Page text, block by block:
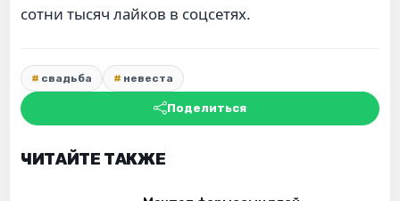
сотни тысяч лайков в соцсетях.
свадьба невеста
Поделиться
ЧИТАЙТЕ ТАКЖЕ